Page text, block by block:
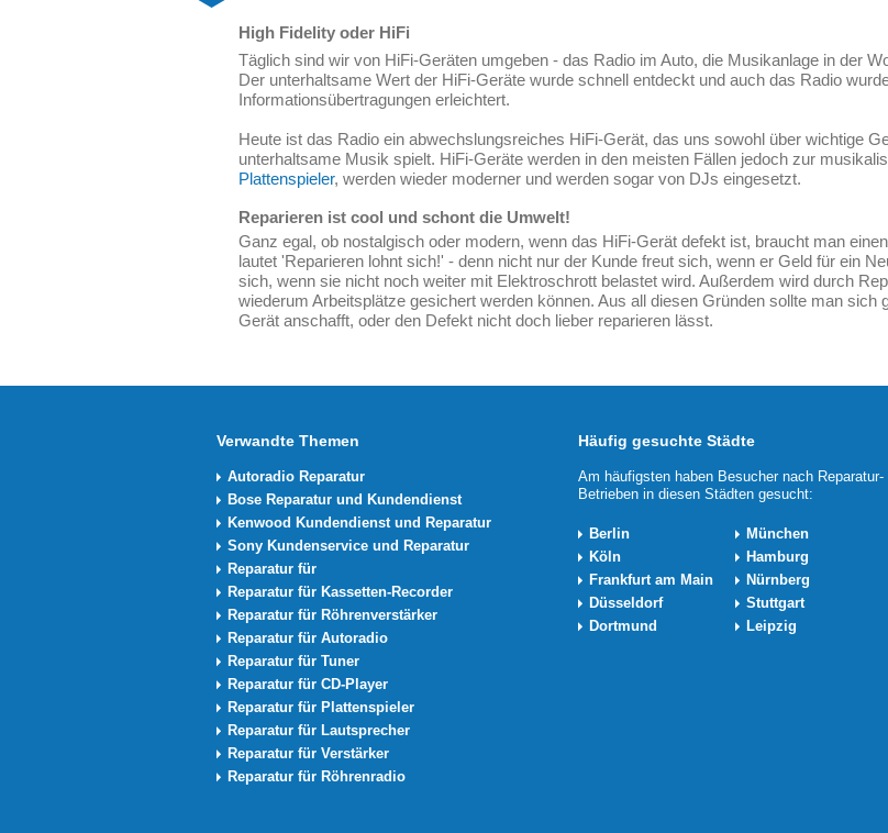
High Fidelity oder HiFi
Täglich sind wir von HiFi-Geräten umgeben - das Radio im Auto, die Musikanlage in der
Der unterhaltsame Wert der HiFi-Geräte wurde schnell entdeckt und auch das Radio
Informationsübertragungen erleichtert.
Heute ist das Radio ein abwechslungsreiches HiFi-Gerät, das uns sowohl über wichtige
unterhaltsame Musik spielt. HiFi-Geräte werden in den meisten Fällen jedoch zur
Plattenspieler, werden wieder moderner und werden sogar von DJs eingesetzt.
Reparieren ist cool und schont die Umwelt!
Ganz egal, ob nostalgisch oder modern, wenn das HiFi-Gerät defekt ist, braucht man
lautet 'Reparieren lohnt sich!' - denn nicht nur der Kunde freut sich, wenn er Geld für ein
sich, wenn sie nicht noch weiter mit Elektroschrott belastet wird. Außerdem wird durch
wiederum Arbeitsplätze gesichert werden können. Aus all diesen Gründen sollte man sich
Gerät anschafft, oder den Defekt nicht doch lieber reparieren lässt.
Verwandte Themen
Autoradio Reparatur
Bose Reparatur und Kundendienst
Kenwood Kundendienst und Reparatur
Sony Kundenservice und Reparatur
Reparatur für
Reparatur für Kassetten-Recorder
Reparatur für Röhrenverstärker
Reparatur für Autoradio
Reparatur für Tuner
Reparatur für CD-Player
Reparatur für Plattenspieler
Reparatur für Lautsprecher
Reparatur für Verstärker
Reparatur für Röhrenradio
Häufig gesuchte Städte
Am häufigsten haben Besucher nach Reparatur-
Betrieben in diesen Städten gesucht:
Berlin
München
Köln
Hamburg
Frankfurt am Main
Nürnberg
Düsseldorf
Stuttgart
Dortmund
Leipzig